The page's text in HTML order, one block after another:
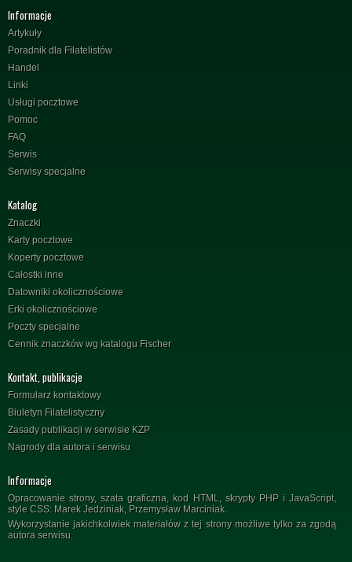
Informacje
Artykuły
Poradnik dla Filatelistów
Handel
Linki
Usługi pocztowe
Pomoc
FAQ
Serwis
Serwisy specjalne
Katalog
Znaczki
Karty pocztowe
Koperty pocztowe
Całostki inne
Datowniki okolicznościowe
Erki okolicznościowe
Poczty specjalne
Cennik znaczków wg katalogu Fischer
Kontakt, publikacje
Formularz kontaktowy
Biuletyn Filatelistyczny
Zasady publikacji w serwisie KZP
Nagrody dla autora i serwisu
Informacje
Opracowanie strony, szata graficzna, kod HTML, skrypty PHP i JavaScript,
style CSS: Marek Jedziniak, Przemysław Marciniak.
Wykorzystanie jakichkolwiek materiałów z tej strony możliwe tylko za zgodą
autora serwisu.